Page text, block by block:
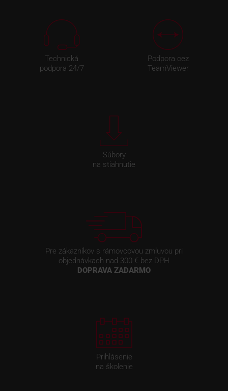
Technická
podpora 24/7
Podpora cez
TeamViewer
Súbory
na stiahnutie
Pre zákazníkov s rámovcovou zmluvou pri
objednávkach nad 300 € bez DPH
DOPRAVA ZADARMO
Prihlásenie
na školenie